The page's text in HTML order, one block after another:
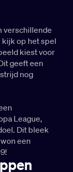
verschillende
op het spel
kiest voor
geeft een
nog
League,
Dit bleek
een